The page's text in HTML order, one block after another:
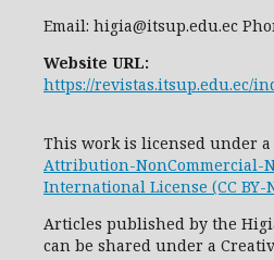
Email: higia@itsup.edu.ec
Website URL:
https://revistas.itsup.edu.ec/
This work is licensed under a
Attribution-NonCommercial-
International License (CC BY-
Articles published by the
can be shared under a